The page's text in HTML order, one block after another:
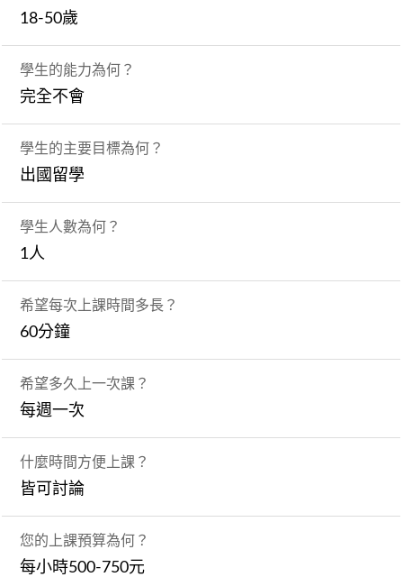
18-50歲
學生的能力為何？
完全不會
學生的主要目標為何？
出國留學
學生人數為何？
1人
希望每次上課時間多長？
60分鐘
希望多久上一次課？
每週一次
什麼時間方便上課？
皆可討論
您的上課預算為何？
每小時500-750元